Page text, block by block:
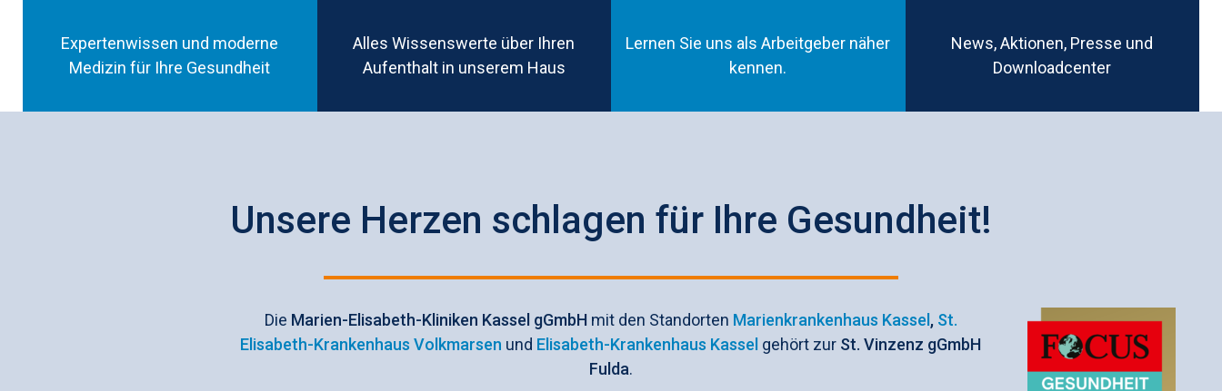
Expertenwissen und moderne
Medizin für Ihre Gesundheit
Alles Wissenswerte über Ihren
Aufenthalt in unserem Haus
Lernen Sie uns als Arbeitgeber näher
kennen.
News, Aktionen, Presse und
Downloadcenter
Unsere Herzen schlagen für Ihre Gesundheit!
Die Marien-Elisabeth-Kliniken Kassel gGmbHmit den Standorten Marienkrankenhaus Kassel , St.
Elisabeth-Krankenhaus Volkmarsen und Elisabeth-Krankenhaus Kassel gehört zur St. Vinzenz gGmbH
Fulda.